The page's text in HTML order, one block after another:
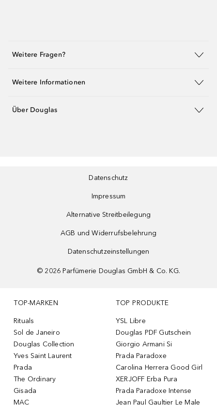
Weitere Fragen?
Weitere Informationen
Über Douglas
Datenschutz
Impressum
Alternative Streitbeilegung
AGB und Widerrufsbelehrung
Datenschutzeinstellungen
© 2026 Parfümerie Douglas GmbH & Co. KG.
TOP-MARKEN
Rituals
Sol de Janeiro
Douglas Collection
Yves Saint Laurent
Prada
The Ordinary
Gisada
MAC
TOP PRODUKTE
YSL Libre
Douglas PDF Gutschein
Giorgio Armani Si
Prada Paradoxe
Carolina Herrera Good Girl
XERJOFF Erba Pura
Prada Paradoxe Intense
Jean Paul Gaultier Le Male